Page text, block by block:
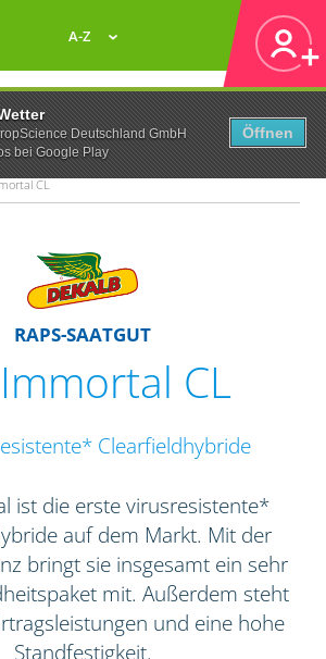
Deutschland GmbH
bei Google Play
Öffnen
A-Z
CL
RAPS-SAATGUT
CL
Clearfieldhybride
ist die erste virusresistente*
auf dem Markt. Mit der
bringt sie insgesamt ein sehr
mit. Außerdem steht
und eine hohe
Standfestigkeit.